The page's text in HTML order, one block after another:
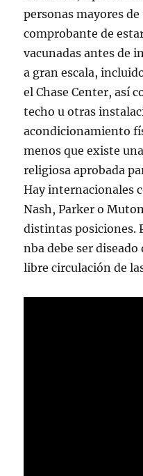
personas mayores
comprobante de
vacunadas antes de
a gran escala,
el Chase Center, así
techo u otras
acondicionamiento
menos que existe
religiosa aprobada
Hay internacionales
Nash, Parker o
distintas posiciones.
nba debe ser
libre circulación de